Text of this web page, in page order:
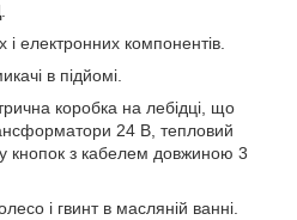
і електронних компонентів.
в підйомі.
коробка на лебідці, що
24 В, тепловий
кнопок з кабелем довжиною 3
і гвинт в масляній ванні.